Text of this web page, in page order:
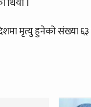
मृत्यु हुनेको संख्या